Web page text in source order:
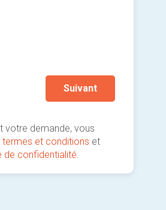
Suivant
votre demande, vous
termes et conditions et
de confidentialité